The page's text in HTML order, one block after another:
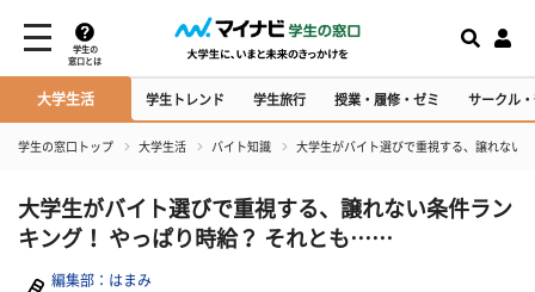
学生の
窓口とは
大学生活 学生トレンド 学生旅行 授業・履修・ゼミ サークル
学生の窓口トップ 大学生活 バイト知識 大学生がバイト選びで重視する、譲れない
大学生がバイト選びで重視する、譲れない条件ラン
キング！ やっぱり時給？ それとも……
編集部：はまみ